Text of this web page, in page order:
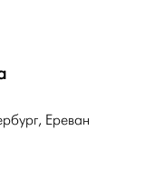
, Ереван